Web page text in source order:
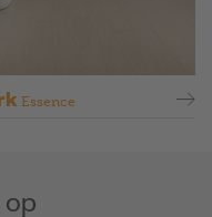
Essence